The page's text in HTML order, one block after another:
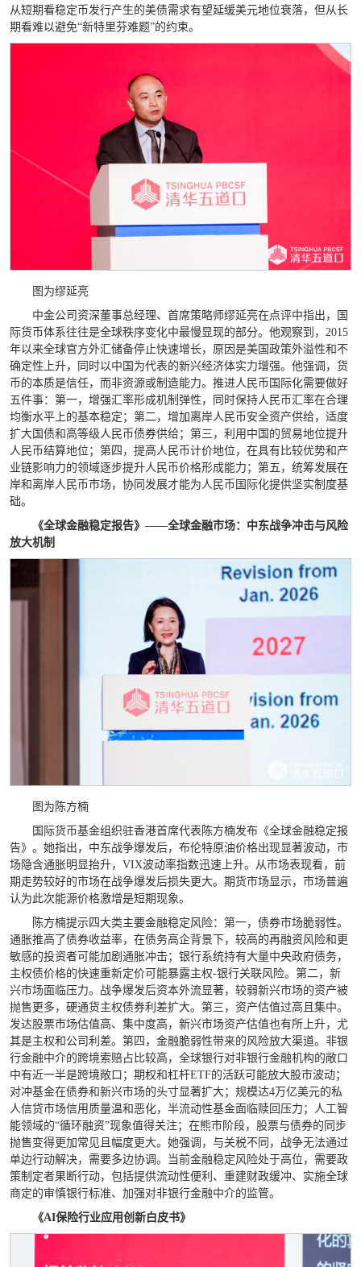
从短期看稳定币发行产生的美债需求有望延缓美元地位衰落，但从长
期看难以避免“新特里芬难题”的约束。
图为缪延亮
中金公司资深董事总经理、首席策略师缪延亮在点评中指出，国
际货币体系往往是全球秩序变化中最慢显现的部分。他观察到，2015
年以来全球官方外汇储备停止快速增长，原因是美国政策外溢性和不
确定性上升，同时以中国为代表的新兴经济体实力增强。他强调，货
币的本质是信任，而非资源或制造能力。推进人民币国际化需要做好
五件事：第一，增强汇率形成机制弹性，同时保持人民币汇率在合理
均衡水平上的基本稳定；第二，增加离岸人民币安全资产供给，适度
扩大国债和高等级人民币债券供给；第三，利用中国的贸易地位提升
人民币结算地位；第四，提高人民币计价地位，在具有比较优势和产
业链影响力的领域逐步提升人民币价格形成能力；第五，统筹发展在
岸和离岸人民币市场，协同发展才能为人民币国际化提供坚实制度基
础。
《全球金融稳定报告》——全球金融市场：中东战争冲击与风险
放大机制
图为陈方楠
国际货币基金组织驻香港首席代表陈方楠发布《全球金融稳定报
告》。她指出，中东战争爆发后，布伦特原油价格出现显著波动，市
场隐含通胀明显抬升，VIX波动率指数迅速上升。从市场表现看，前
期走势较好的市场在战争爆发后损失更大。期货市场显示，市场普遍
认为此次能源价格激增是短期现象。
陈方楠提示四大类主要金融稳定风险：第一，债券市场脆弱性。
通胀推高了债券收益率，在债务高企背景下，较高的再融资风险和更
敏感的投资者可能加剧通胀冲击；银行系统持有大量中央政府债务，
主权债价格的快速重新定价可能暴露主权-银行关联风险。第二，新
兴市场面临压力。战争爆发后资本外流显著，较弱新兴市场的资产被
抛售更多，硬通货主权债券利差扩大。第三，资产估值过高且集中。
发达股票市场估值高、集中度高，新兴市场资产估值也有所上升，尤
其是主权和公司利差。第四，金融脆弱性带来的风险放大渠道。非银
行金融中介的跨境索赔占比较高，全球银行对非银行金融机构的敞口
中有近一半是跨境敞口；期权和杠杆ETF的活跃可能放大股市波动；
对冲基金在债券和新兴市场的头寸显著扩大；规模达4万亿美元的私
人信贷市场信用质量温和恶化，半流动性基金面临赎回压力；人工智
能领域的“循环融资”现象值得关注；在熊市阶段，股票与债券的同步
抛售变得更加常见且幅度更大。她强调，与关税不同，战争无法通过
单边行动解决，需要多边协调。当前金融稳定风险处于高位，需要政
策制定者果断行动，包括提供流动性便利、重建财政缓冲、实施全球
商定的审慎银行标准、加强对非银行金融中介的监管。
《AI保险行业应用创新白皮书》